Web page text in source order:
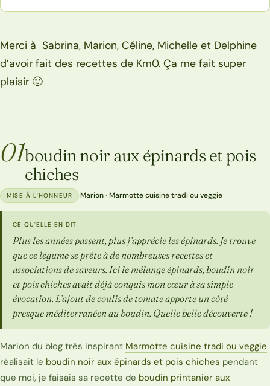
Merci à Sabrina, Marion, Céline, Michelle et Delphine
d’avoir fait des recettes de Km0. Ça me fait super
plaisir 🙂
01boudin noir aux épinards et pois
chiches
MISE À L'HONNEUR ·Marion · Marmotte cuisine tradi ou veggie
CE QU'ELLE EN DIT
Plus les années passent, plus j’apprécie les épinards. Je trouve
que ce légume se prête à de nombreuses recettes et
associations de saveurs. Ici le mélange épinards, boudin noir
et pois chiches avait déjà conquis mon cœur à sa simple
évocation. L’ajout de coulis de tomate apporte un côté
presque méditerranéen au boudin. Quelle belle découverte !
Marion du blog très inspirant Marmotte cuisine tradi ou veggie
réalisait le boudin noir aux épinards et pois chiches pendant
que moi, je faisais sa recette de boudin printanier aux